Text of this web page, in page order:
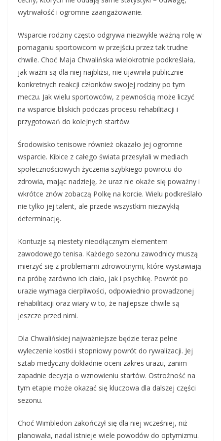
wytrwałość i ogromne zaangażowanie.
Wsparcie rodziny często odgrywa niezwykle ważną rolę w
pomaganiu sportowcom w przejściu przez tak trudne
chwile. Choć Maja Chwalińska wielokrotnie podkreślała,
jak ważni są dla niej najbliżsi, nie ujawniła publicznie
konkretnych reakcji członków swojej rodziny po tym
meczu. Jak wielu sportowców, z pewnością może liczyć
na wsparcie bliskich podczas procesu rehabilitacji i
przygotowań do kolejnych startów.
Środowisko tenisowe również okazało jej ogromne
wsparcie. Kibice z całego świata przesyłali w mediach
społecznościowych życzenia szybkiego powrotu do
zdrowia, mając nadzieję, że uraz nie okaże się poważny i
wkrótce znów zobaczą Polkę na korcie. Wielu podkreślało
nie tylko jej talent, ale przede wszystkim niezwykłą
determinację.
Kontuzje są niestety nieodłącznym elementem
zawodowego tenisa. Każdego sezonu zawodnicy muszą
mierzyć się z problemami zdrowotnymi, które wystawiają
na próbę zarówno ich ciało, jak i psychikę. Powrót po
urazie wymaga cierpliwości, odpowiednio prowadzonej
rehabilitacji oraz wiary w to, że najlepsze chwile są
jeszcze przed nimi.
Dla Chwalińskiej najważniejsze będzie teraz pełne
wyleczenie kostki i stopniowy powrót do rywalizacji. Jej
sztab medyczny dokładnie oceni zakres urazu, zanim
zapadnie decyzja o wznowieniu startów. Ostrożność na
tym etapie może okazać się kluczowa dla dalszej części
sezonu.
Choć Wimbledon zakończył się dla niej wcześniej, niż
planowała, nadal istnieje wiele powodów do optymizmu.